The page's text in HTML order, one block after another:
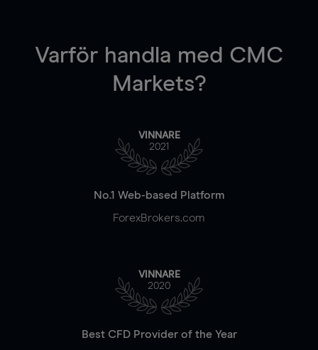
Varför handla med CMC
Markets?
VINNARE
2021
No.1 Web-based Platform
ForexBrokers.com
VINNARE
2020
Best CFD Provider of the Year